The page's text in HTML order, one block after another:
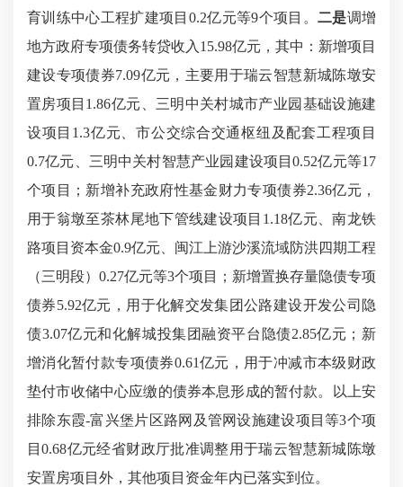
育训练中心工程扩建项目0.2亿元等9个项目。 二是调增
地方政府专项债务转贷收入15.98亿元，其中：新增项目
建设专项债券7.09亿元，主要用于瑞云智慧新城陈墩安
置房项目1.86亿元、三明中关村城市产业园基础设施建
设项目1.3亿元、市公交综合交通枢纽及配套工程项目
0.7亿元、三明中关村智慧产业园建设项目0.52亿元等17
个项目；新增补充政府性基金财力专项债券2.36亿元，
用于翁墩至茶林尾地下管线建设项目1.18亿元、南龙铁
路项目资本金0.9亿元、闽江上游沙溪流域防洪四期工程
（三明段）0.27亿元等3个项目；新增置换存量隐债专项
债券5.92亿元，用于化解交发集团公路建设开发公司隐
债3.07亿元和化解城投集团融资平台隐债2.85亿元；新
增消化暂付款专项债券0.61亿元，用于冲减市本级财政
垫付市收储中心应缴的债券本息形成的暂付款。以上安
排除东霞-富兴堡片区路网及管网设施建设项目等3个项
目0.68亿元经省财政厅批准调整用于瑞云智慧新城陈墩
安置房项目外，其他项目资金年内已落实到位。